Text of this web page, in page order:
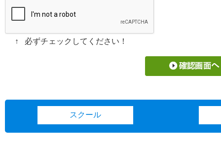
↑ 必ずチェックしてください！
スクール